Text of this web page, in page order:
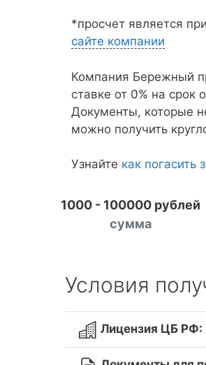
*просчет является
сайте компании
Компания Бережный
ставке от 0% на срок
Документы, которые
можно получить
Узнайте как
1000 - 100000 рублей
сумма
Условия
Лицензия ЦБ РФ: